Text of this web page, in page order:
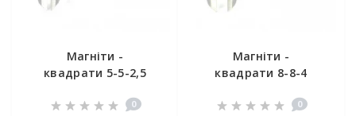
Магніти -
квадрати 5-5-2,5
0
Магніти -
квадрати 8-8-4
0